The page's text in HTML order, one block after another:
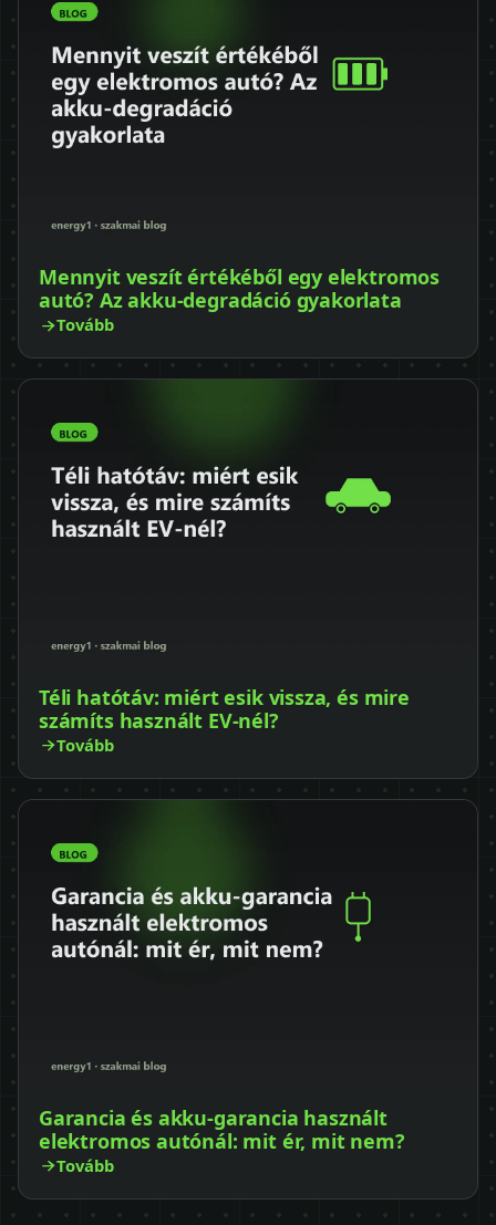
Mennyit veszít értékéből egy elektromos
autó? Az akku-degradáció gyakorlata
Tovább
Téli hatótáv: miért esik vissza, és mire
számíts használt EV-nél?
Tovább
Garancia és akku-garancia használt
elektromos autónál: mit ér, mit nem?
Tovább